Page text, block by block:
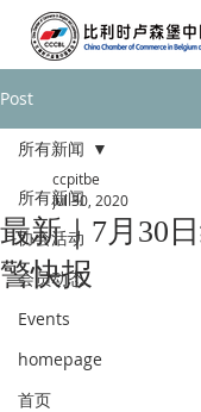
Post
所有新闻
协会活动
会员动态
Events
homepage
首页
所有新闻
最新｜7月30
警快报
ccpitbe
Jul 30, 2020